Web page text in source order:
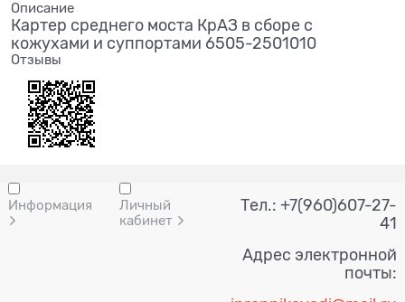
Описание
Картер среднего моста КрАЗ в сборе с
кожухами и суппортами 6505-2501010
Отзывы
Информация
Личный
кабинет
Тел.: +7(960)607-27-
41
Адрес электронной
почты: